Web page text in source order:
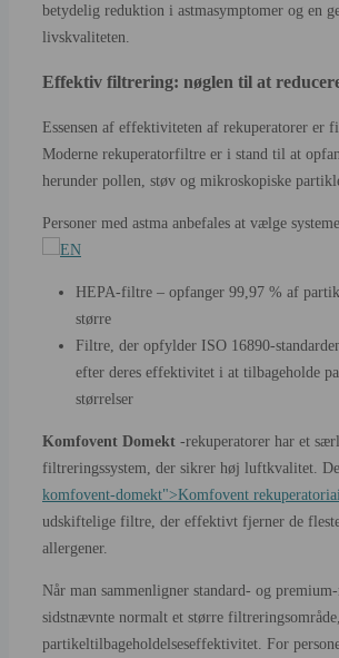
betydelig reduktion i astmasymptomer og en
livskvaliteten.
Effektiv filtrering: nøglen til at
Essensen af effektiviteten af rekuperatorer er
Moderne rekuperatorfiltre er i stand til at
herunder pollen, støv og mikroskopiske
Personer med astma anbefales at vælge
HEPA-filtre – opfanger 99,97 % af
større
Filtre, der opfylder ISO 16890-
efter deres effektivitet i at tilbageholde
størrelser
Komfovent Domekt -rekuperatorer har et
filtreringssystem, der sikrer høj luftkvalitet.
komfovent-domekt">Komfovent rekuperatoriai
udskiftelige filtre, der effektivt fjerner de
allergener.
Når man sammenligner standard- og
sidstnævnte normalt et større
partikeltilbageholdelseseffektivitet. For